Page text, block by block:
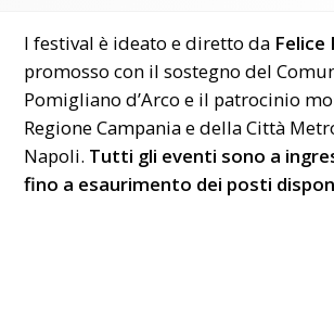
l festival è ideato e diretto da Felice
promosso con il sostegno del
Pomigliano d’Arco e il patrocinio
Regione Campaniae della Città
Napoli. Tutti gli eventi sono a
fino a esaurimento dei posti